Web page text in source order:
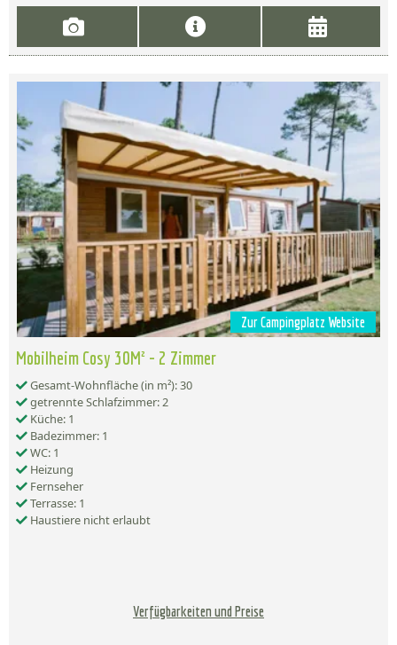
Zur Campingplatz Website
Mobilheim Cosy 30M² - 2 Zimmer
Gesamt-Wohnfläche (in m²): 30
getrennte Schlafzimmer: 2
Küche: 1
Badezimmer: 1
WC: 1
Heizung
Fernseher
Terrasse: 1
Haustiere nicht erlaubt
Verfügbarkeiten und Preise